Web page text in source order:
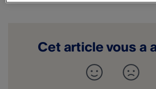
Cet article vous a